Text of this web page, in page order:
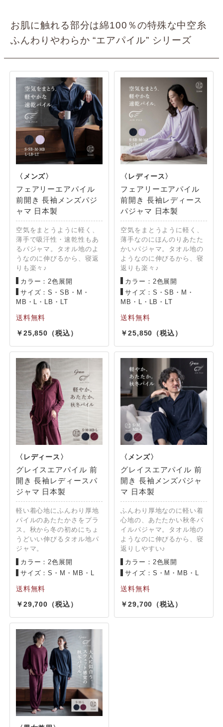
お肌に触れる部分は綿100％の特殊な中空糸
ふんわりやわらか “エアパイル” シリーズ
フェアリーエアパイル
前開き 長袖メンズパジ
ャマ 日本製
空気をまとうように軽く、
薄手で吸汗性・速乾性もあ
るパジャマ。タオル地のよ
うなのに伸びるから、寝返
りも楽々♪
カラー：2色展開
サイズ：S・SB・M・
MB・L・LB・LT
25,850
フェアリーエアパイル
前開き 長袖レディース
パジャマ 日本製
空気をまとうように軽く、
薄手なのにほんのりあたた
かいパジャマ。タオル地の
ようなのに伸びるから、寝
返りも楽々♪
カラー：2色展開
サイズ：S・SB・M・
MB・L・LB・LT
25,850
グレイスエアパイル 前
開き 長袖レディースパ
ジャマ 日本製
軽い着心地にふんわり厚地
パイルのあたたかさをプラ
ス。秋から冬の初めにちょ
うどいい伸びるタオル地パ
ジャマ。
カラー：2色展開
サイズ：S・M・MB・L
29,700
グレイスエアパイル 前
開き 長袖メンズパジャ
マ 日本製
ふんわり厚地なのに軽い着
心地の、あたたかい秋冬パ
イルパジャマ。タオル地の
ようなのに伸びるから、寝
返りしやすい♪
カラー：2色展開
サイズ：S・M・MB・L
29,700